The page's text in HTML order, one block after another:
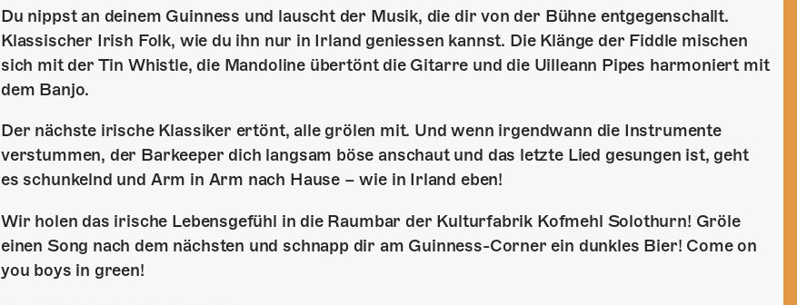
Du nippst an deinem Guinness und lauscht der Musik, die dir von der Bühne entgegenschallt.
Klassischer Irish Folk, wie du ihn nur in Irland geniessen kannst. Die Klänge der Fiddle mischen
sich mit der Tin Whistle, die Mandoline übertönt die Gitarre und die Uilleann Pipes harmoniert mit
dem Banjo.
Der nächste irische Klassiker ertönt, alle grölen mit. Und wenn irgendwann die Instrumente
verstummen, der Barkeeper dich langsam böse anschaut und das letzte Lied gesungen ist, geht
es schunkelnd und Arm in Arm nach Hause – wie in Irland eben!
Wir holen das irische Lebensgefühl in die Raumbar der Kulturfabrik Kofmehl Solothurn! Gröle
einen Song nach dem nächsten und schnapp dir am Guinness-Corner ein dunkles Bier! Come on
you boys in green!